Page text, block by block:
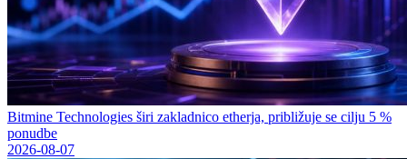
Bitmine Technologies širi zakladnico etherja, približuje se cilju 5 %
ponudbe
2026-08-07